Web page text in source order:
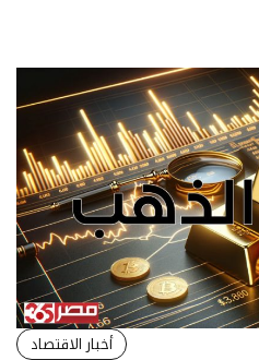
أخبار الاقتصاد